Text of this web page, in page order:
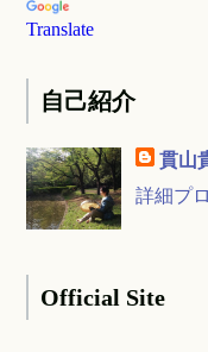
Translate
自己紹介
貫山
詳細プ
Official Site